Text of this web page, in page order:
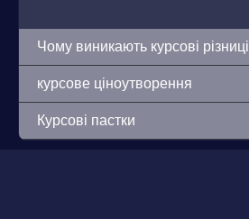
Чому виникають курсові різниці
курсове ціноутворення
Курсові пастки